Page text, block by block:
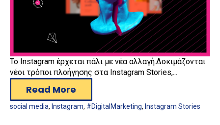
Το Instagram έρχεται πάλι με νέα αλλαγή.Δοκιμάζονται
νέοι τρόποι πλοήγησης στα Instagram Stories,...
Read More
social media, Instagram, #DigitalMarketing, Instagram Stories